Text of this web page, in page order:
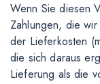
Wenn Sie diesen
Zahlungen, die
der Lieferkosten
die sich daraus
Lieferung als die